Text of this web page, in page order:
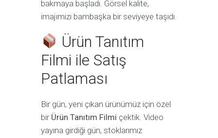
bakmaya başladı. Görsel kalite,
imajımızı bambaşka bir seviyeye taşıdı.
Ürün Tanıtım
Filmi ile Satış
Patlaması
Bir gün, yeni çıkan ürünümüz için özel
bir Ürün Tanıtım Filmi çektik. Video
yayına girdiği gün, stoklarımız